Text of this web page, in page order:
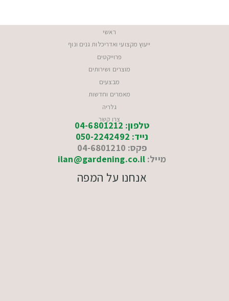
ראשי
ייעוץ מקצועי ואדריכלות גנים ונוף
פרוייקטים
מוצרים ושירותים
מבצעים
מאמרים וחדשות
גלריה
צרו קשר
טלפון: 04-6801212
נייד: 050-2242492
פקס: 04-6801210
מייל: ilan@gardening.co.il
אנחנו על המפה